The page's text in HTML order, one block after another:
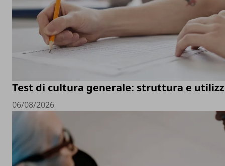
Test di cultura generale: struttura e
06/08/2026